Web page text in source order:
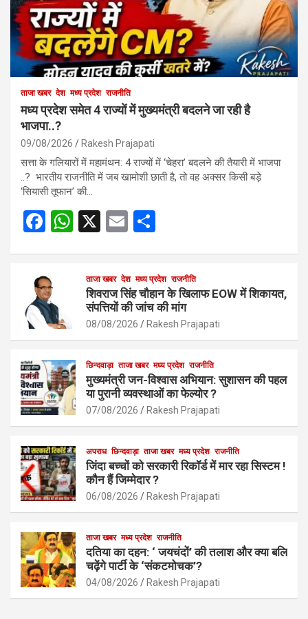
ताजा खबर देश मध्य प्रदेश राजनीति
मध्य प्रदेश समेत 4 राज्यों में मुख्यमंत्री बदलने जा रही है
भाजपा..?
09/08/2026 Rakesh Prajapati
सत्ता के गलियारों में महामंथन: 4 राज्यों में ‘चेहरा’ बदलने की तैयारी में भाजपा
..? भारतीय राजनीति में जब खामोशी छाती है, तो वह अक्सर किसी बड़े
‘सियासी तूफान’ की…
F
b
o
o
k
W
A
p
X
E
e
ताजा खबर देश मध्य प्रदेश राजनीति
शिवराज सिंह चौहान के खिलाफ EOW में शिकायत,
संपत्तियों की जांच की मांग
08/08/2026 Rakesh Prajapati
छिन्दवाड़ा ताजा खबर मध्य प्रदेश राजनीति
मुख्यमंत्री जन-विश्वास अभियान: सुशासन की पहल
या पुरानी व्यवस्थाओं का फेल्योर ?
07/08/2026 Rakesh Prajapati
अपराध छिन्दवाड़ा ताजा खबर मध्य प्रदेश राजनीति
जिंदा बच्चों को सरकारी रिकॉर्ड में मार रहा सिस्टम !
कौन हैं जिम्मेदार ?
06/08/2026 Rakesh Prajapati
ताजा खबर मध्य प्रदेश राजनीति
दतिया का दहन: ‘ जयचंदों’ की तलाश और क्या बलि
चढ़ेंगे पार्टी के ‘संकटमोचक’?
04/08/2026 Rakesh Prajapati